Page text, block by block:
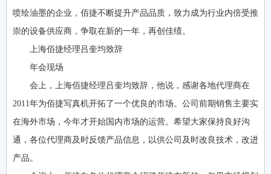
喷绘油墨的企业，佰捷不断提升产品品质，致力成为行业内倍受推
崇的设备供应商，争取在新的一年，再创佳绩。
上海佰捷经理吕奎均致辞
年会现场
会上，上海佰捷经理吕奎均致辞，他说，感谢各地代理商在
2011年为佰捷写真机开拓了一个优良的市场。公司前期销售主要实
在海外市场，今年才开始国内市场的运营。希望大家保持良好沟
通，各位代理商及时反馈产品信息，以供公司及时改良技术，改进
产品。